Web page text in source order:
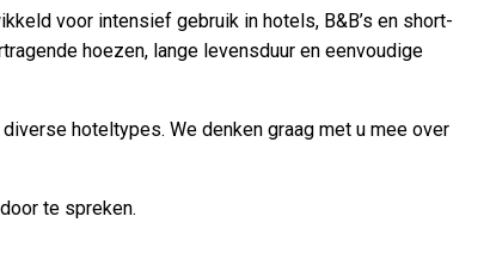
voor intensief gebruik in hotels, B&B’s en short-
hoezen, lange levensduur en eenvoudige
hoteltypes. We denken graag met u mee over
te spreken.